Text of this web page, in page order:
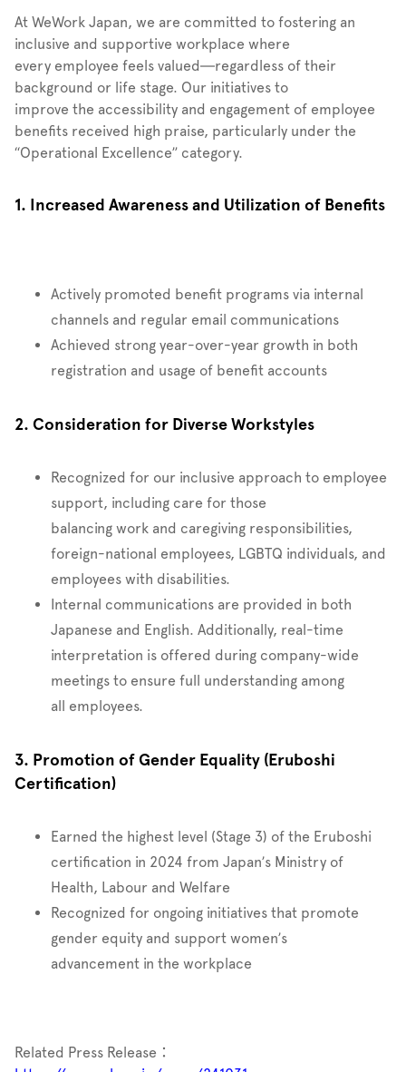
At WeWork Japan, we are committed to fostering an
inclusive and supportive workplace where
every employee feels valued—regardless of their
background or life stage. Our initiatives to
improve the accessibility and engagement of employee
benefits received high praise, particularly under the
“Operational Excellence” category.
1. Increased Awareness and Utilization of Benefits
Actively promoted benefit programs via internal
channels and regular email communications
Achieved strong year-over-year growth in both
registration and usage of benefit accounts
2. Consideration for Diverse Workstyles
Recognized for our inclusive approach to employee
support, including care for those
balancing work and caregiving responsibilities,
foreign-national employees, LGBTQ individuals, and
employees with disabilities.
Internal communications are provided in both
Japanese and English. Additionally, real-time
interpretation is offered during company-wide
meetings to ensure full understanding among
all employees.
3. Promotion of Gender Equality (Eruboshi
Certification)
Earned the highest level (Stage 3) of the Eruboshi
certification in 2024 from Japan’s Ministry of
Health, Labour and Welfare
Recognized for ongoing initiatives that promote
gender equity and support women’s
advancement in the workplace
Related Press Release：